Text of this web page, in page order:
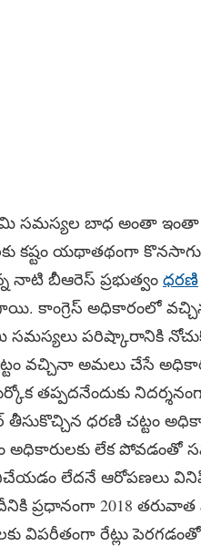
సమస్యల బాధ అంతా ఇంతా
యథాతథంగా
నాటి బీఆరెస్‌ ప్రభుత్వం ధరణి
కాంగ్రెస్‌ అధికారంలో
సమస్యలు పరిష్కారానికి
వచ్చినా అమలు చేసే
తప్పదనేందుకు
ధరణి చట్టం
లేక పోవడంతో
లేదనే ఆరోపణలు
ప్రధానంగా 2018 తరువాత
విపరీతంగా రేట్లు పెరగడంతో